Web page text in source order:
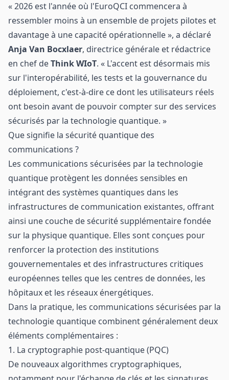
« 2026 est l'année où l'EuroQCI commencera à
ressembler moins à un ensemble de projets pilotes et
davantage à une capacité opérationnelle », a déclaré
Anja Van Bocxlaer, directrice générale et rédactrice
en chef deThink WIoT. « L'accent est désormais mis
sur l'interopérabilité, les tests et la gouvernance du
déploiement, c'est-à-dire ce dont les utilisateurs réels
ont besoin avant de pouvoir compter sur des services
sécurisés par la technologie quantique. »
Que signifie la sécurité quantique des
communications ?
Les communications sécurisées par la technologie
quantique protègent les données sensibles en
intégrant des systèmes quantiques dans les
infrastructures de communication existantes, offrant
ainsi une couche de sécurité supplémentaire fondée
sur la physique quantique. Elles sont conçues pour
renforcer la protection des institutions
gouvernementales et des infrastructures critiques
européennes telles que les centres de données, les
hôpitaux et les réseaux énergétiques.
Dans la pratique, les communications sécurisées par la
technologie quantique combinent généralement deux
éléments complémentaires :
1. La cryptographie post-quantique (PQC)
De nouveaux algorithmes cryptographiques,